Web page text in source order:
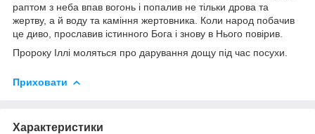
раптом з неба впав вогонь і попалив не тільки дрова та
жертву, а й воду та каміння жертовника. Коли народ побачив
це диво, прославив істинного Бога і знову в Нього повірив.
Пророку Іллі моляться про дарування дощу під час посухи.
Приховати
Характеристики